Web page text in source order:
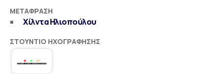
ΜΕΤΆΦΡΑΣΗ
Χίλντα Ηλιοπούλου
ΣΤΟΎΝΤΙΟ ΗΧΟΓΡΆΦΗΣΗΣ